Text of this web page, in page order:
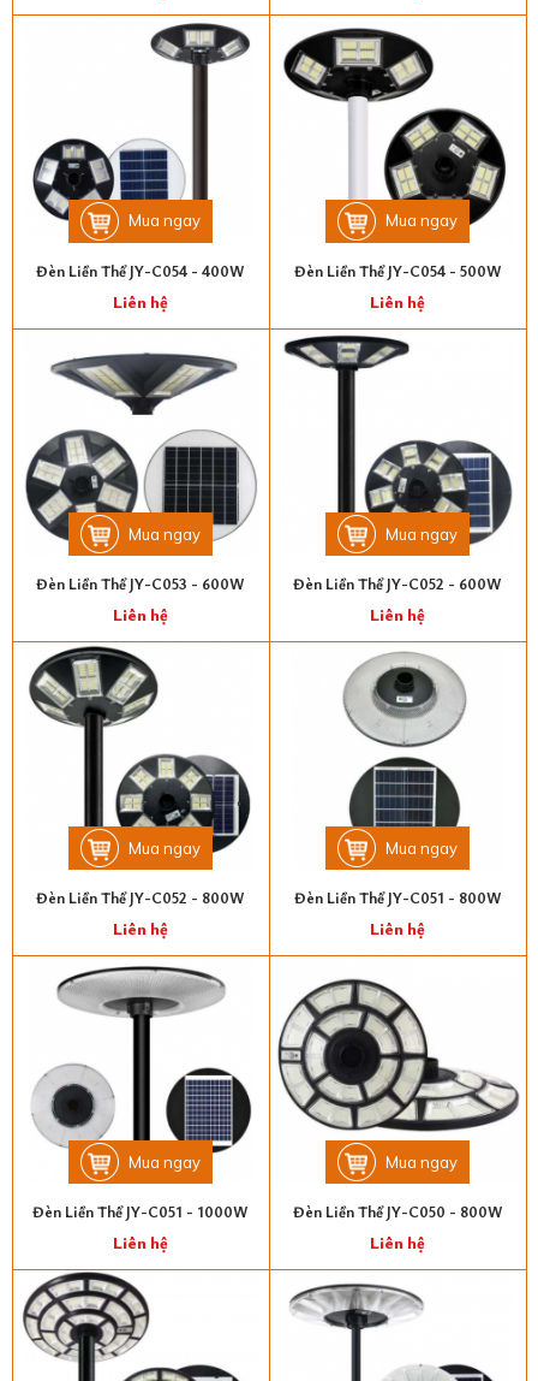
Mua ngay
Đèn Liền Thể JY-C054 - 400W
Liên hệ
Mua ngay
Đèn Liền Thể JY-C054 - 500W
Liên hệ
Mua ngay
Đèn Liền Thể JY-C053 - 600W
Liên hệ
Mua ngay
Đèn Liền Thể JY-C052 - 600W
Liên hệ
Mua ngay
Đèn Liền Thể JY-C052 - 800W
Liên hệ
Mua ngay
Đèn Liền Thể JY-C051 - 800W
Liên hệ
Mua ngay
Đèn Liền Thể JY-C051 - 1000W
Liên hệ
Mua ngay
Đèn Liền Thể JY-C050 - 800W
Liên hệ